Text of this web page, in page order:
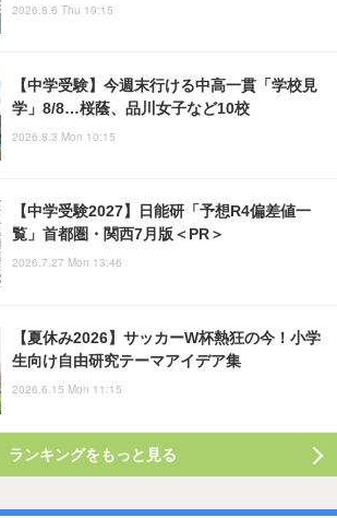
2026.8.6 Thu 19:15
【中学受験】今週末行ける中高一貫「学校見
学」8/8…桜蔭、品川女子など10校
2026.8.3 Mon 10:15
【中学受験2027】日能研「予想R4偏差値一
覧」首都圏・関西7月版＜PR＞
2026.7.27 Mon 13:46
【夏休み2026】サッカーW杯熱狂の今！小学
生向け自由研究テーマアイデア集
2026.6.15 Mon 11:15
ランキングをもっと見る